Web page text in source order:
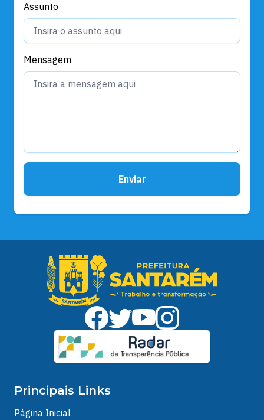
Assunto
Mensagem
Enviar
Principais Links
Página Inicial